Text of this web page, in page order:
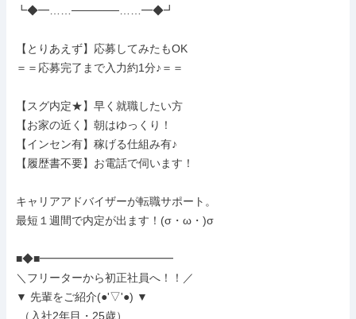
┗◆━……──────……━◆┛
【とりあえず】応募してみたもOK
＝＝応募完了まで入力約1分♪＝＝
【スグ内定★】早く就職したい方
【お家の近く】朝はゆっくり！
【インセン有】稼げる仕組み有♪
【履歴書不要】お電話で伺います！
キャリアアドバイザーが転職サポート。
最短１週間で内定が出ます！(σ・ω・)σ
■◆■━━━━━━━━━━━━
＼フリーターから初正社員へ！！／
▼ 先輩をご紹介(●'▽'●) ▼